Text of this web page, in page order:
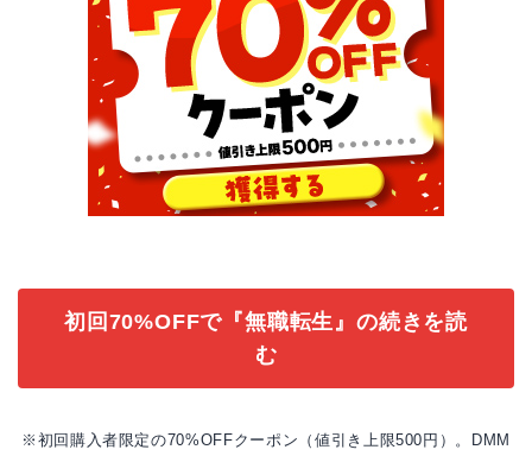
初回70%OFFで『無職転生』の続きを読
む
※初回購入者限定の70%OFFクーポン（値引き上限500円）。DMM